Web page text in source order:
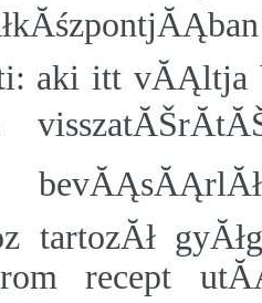
aki itt vĂĄltja
tartozĂł
recept